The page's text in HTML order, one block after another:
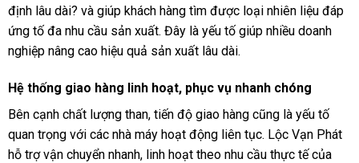
định lâu dài? và giúp khách hàng tìm được loại nhiên liệu đáp
ứng tố đa nhu cầu sản xuất. Đây là yếu tố giúp nhiều doanh
nghiệp nâng cao hiệu quả sản xuất lâu dài.
Hệ thống giao hàng linh hoạt, phục vụ nhanh chóng
Bên cạnh chất lượng than, tiến độ giao hàng cũng là yếu tố
quan trọng với các nhà máy hoạt động liên tục. Lộc Vạn Phát
hỗ trợ vận chuyển nhanh, linh hoạt theo nhu cầu thực tế của